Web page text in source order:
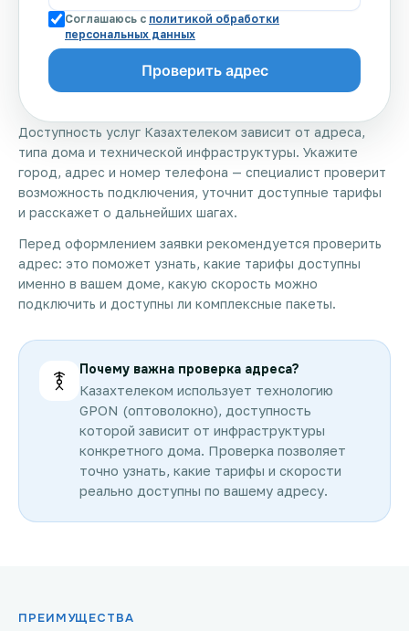
Доступность услуг Казахтелеком зависит от адреса,
типа дома и технической инфраструктуры. Укажите
город, адрес и номер телефона — специалист проверит
возможность подключения, уточнит доступные тарифы
и расскажет о дальнейших шагах.
Перед оформлением заявки рекомендуется проверить
адрес: это поможет узнать, какие тарифы доступны
именно в вашем доме, какую скорость можно
подключить и доступны ли комплексные пакеты.
Почему важна проверка адреса?
Казахтелеком использует технологию
GPON (оптоволокно), доступность
которой зависит от инфраструктуры
конкретного дома. Проверка позволяет
точно узнать, какие тарифы и скорости
реально доступны по вашему адресу.
Соглашаюсь с политикой обработки
персональных данных
ПРЕИМУЩЕСТВА